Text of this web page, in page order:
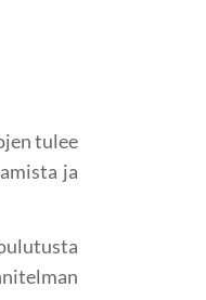
tulee
ja